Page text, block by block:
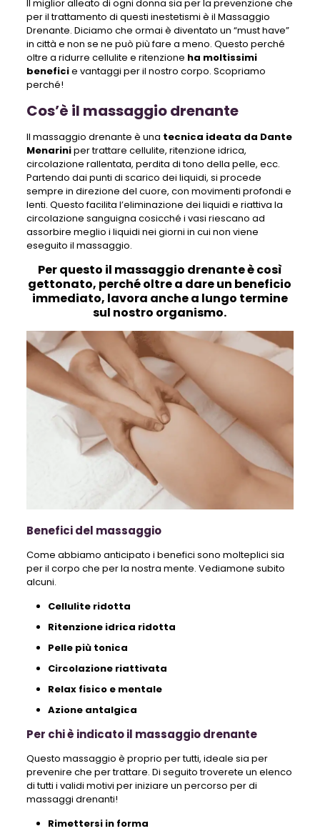
Il miglior alleato di ogni donna sia per la prevenzione che
per il trattamento di questi inestetismi è il Massaggio
Drenante. Diciamo che ormai è diventato un “must have”
in città e non se ne può più fare a meno. Questo perché
oltre a ridurre cellulite e ritenzione ha moltissimi
beneficie vantaggi per il nostro corpo. Scopriamo
perché!
Cos’è il massaggio drenante
Il massaggio drenante è una tecnica ideata da Dante
Menariniper trattare cellulite, ritenzione idrica,
circolazione rallentata, perdita di tono della pelle, ecc.
Partendo dai punti di scarico dei liquidi, si procede
sempre in direzione del cuore, con movimenti profondi e
lenti. Questo facilita l’eliminazione dei liquidi e riattiva la
circolazione sanguigna cosicché i vasi riescano ad
assorbire meglio i liquidi nei giorni in cui non viene
eseguito il massaggio.
Per questo il massaggio drenante è così
gettonato, perché oltre a dare un beneficio
immediato, lavora anche a lungo termine
sul nostro organismo.
Benefici del massaggio
Come abbiamo anticipato i benefici sono molteplici sia
per il corpo che per la nostra mente. Vediamone subito
alcuni.
Cellulite ridotta
Ritenzione idrica ridotta
Pelle più tonica
Circolazione riattivata
Relax fisico e mentale
Azione antalgica
Per chi è indicato il massaggio drenante
Questo massaggio è proprio per tutti, ideale sia per
prevenire che per trattare. Di seguito troverete un elenco
di tutti i validi motivi per iniziare un percorso per di
massaggi drenanti!
Rimettersi in forma